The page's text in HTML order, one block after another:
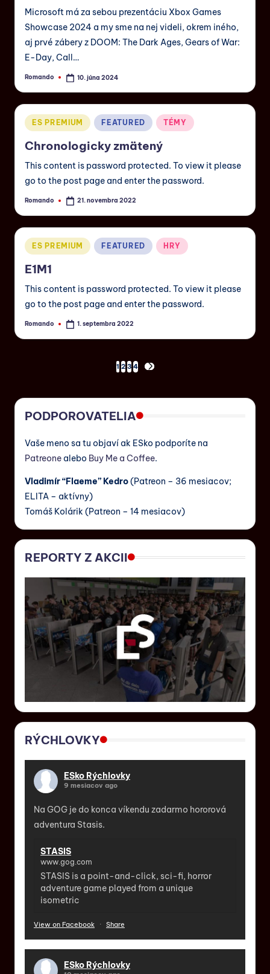
Microsoft má za sebou prezentáciu Xbox Games
Showcase 2024 a my sme na nej videli, okrem iného,
aj prvé zábery z DOOM: The Dark Ages, Gears of War:
E-Day, Call…
Romando 10. júna 2024
ES PREMIUM FEATURED TÉMY
Chronologicky zmätený
This content is password protected. To view it please
go to the post page and enter the password.
Romando 21. novembra 2022
ES PREMIUM FEATURED HRY
E1M1
This content is password protected. To view it please
go to the post page and enter the password.
Romando 1. septembra 2022
1 2 3 4
PODPOROVATELIA
Vaše meno sa tu objaví ak ESko podporíte na
Patreone alebo Buy Me a Coffee.
Vladimír “Flaeme” Kedro(Patreon – 36 mesiacov;
ELITA – aktívny)
Tomáš Kolárik (Patreon – 14 mesiacov)
REPORTY Z AKCII
RÝCHLOVKY
ESko Rýchlovky
9 mesiacov ago
Na GOG je do konca víkendu zadarmo hororová
adventura Stasis.
STASIS
www.gog.com
STASIS is a point-and-click, sci-fi, horror
adventure game played from a unique
isometric
View on Facebook · Share
ESko Rýchlovky